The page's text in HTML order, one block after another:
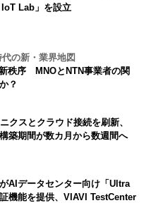
Lab」を設立
の新・業界地図
秩序 MNOとNTN事業者の関
？
クスとクラウド接続を刷新、
築期間が数カ月から数週間へ
AIデータセンター向け「Ultra
機能を提供、VIAVI TestCenter